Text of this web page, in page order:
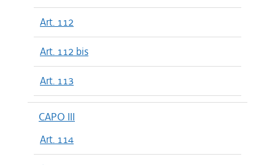
Art. 112
Art. 112 bis
Art. 113
CAPO III
Art. 114